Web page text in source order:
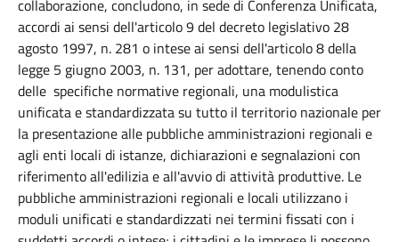
collaborazione, concludono, in sede di Conferenza Unificata,
accordi ai sensi dell'articolo 9 del decreto legislativo 28
agosto 1997, n. 281 o intese ai sensi dell'articolo 8 della
legge 5 giugno 2003, n. 131, per adottare, tenendo conto
delle specifiche normative regionali, una modulistica
unificata e standardizzata su tutto il territorio nazionale per
la presentazione alle pubbliche amministrazioni regionali e
agli enti locali di istanze, dichiarazioni e segnalazioni con
riferimento all'edilizia e all'avvio di attività produttive. Le
pubbliche amministrazioni regionali e locali utilizzano i
moduli unificati e standardizzati nei termini fissati con i